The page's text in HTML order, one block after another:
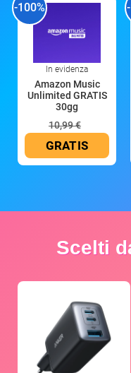
-100%
In evidenza
Amazon Music
Unlimited GRATIS
30gg
10,99 €
GRATIS
Scelti